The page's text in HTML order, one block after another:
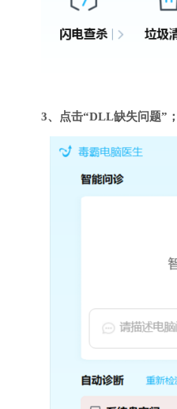
3、点击“DLL缺失问题”；